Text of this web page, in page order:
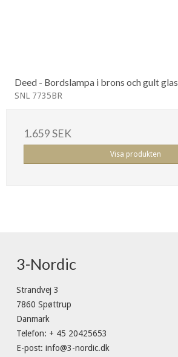
Deed - Bordslampa i brons och gult glas
SNL 7735BR
1.659 SEK
Visa produkten
3-Nordic
Strandvej 3
7860 Spøttrup
Danmark
Telefon: + 45 20425653
E-post: info@3-nordic.dk